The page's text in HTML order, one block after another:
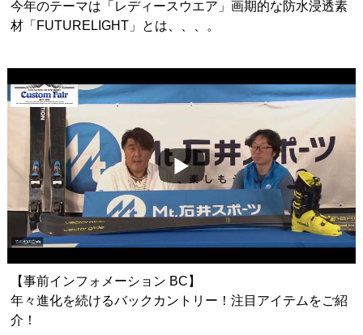
今年のテーマは「レディースウエア」画期的な防水浸透素
材「FUTURELIGHT」とは、、、。
【事前インフォメーション BC】
年々進化を続けるバックカントリー！注目アイテムをご紹
介！